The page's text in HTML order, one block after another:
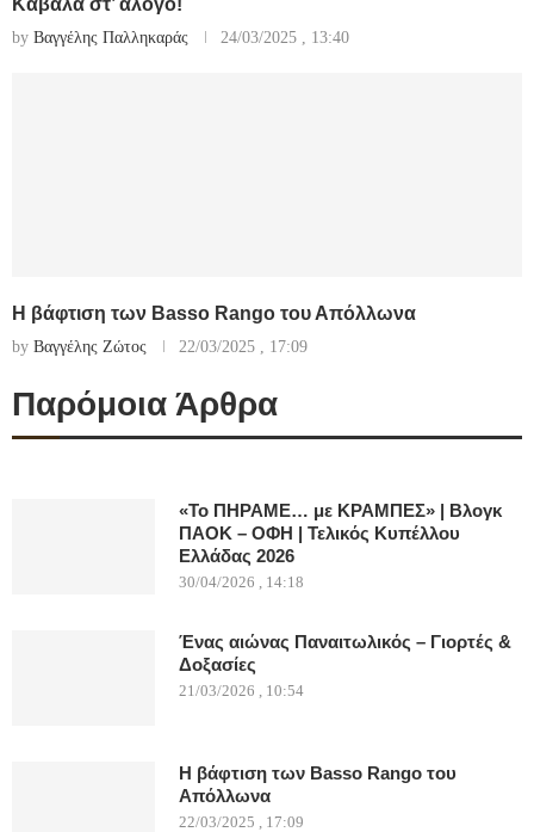
by Βαγγέλης Παλληκαράς 24/03/2025 , 13:40
Η βάφτιση των Basso Rango του Απόλλωνα
by Βαγγέλης Ζώτος 22/03/2025 , 17:09
Παρόμοια Άρθρα
«Το ΠΗΡΑΜΕ… με ΚΡΑΜΠΕΣ» | Βλογκ
ΠΑΟΚ – ΟΦΗ | Τελικός Κυπέλλου
Ελλάδας 2026
30/04/2026 , 14:18
Ένας αιώνας Παναιτωλικός – Γιορτές &
Δοξασίες
21/03/2026 , 10:54
Η βάφτιση των Basso Rango του
Απόλλωνα
22/03/2025 , 17:09